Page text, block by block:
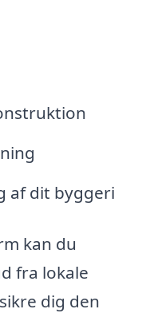
af dit byggeri
kan du
fra lokale
dig den